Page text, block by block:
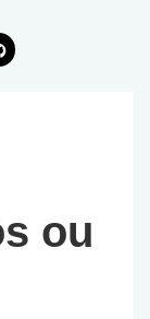
ou